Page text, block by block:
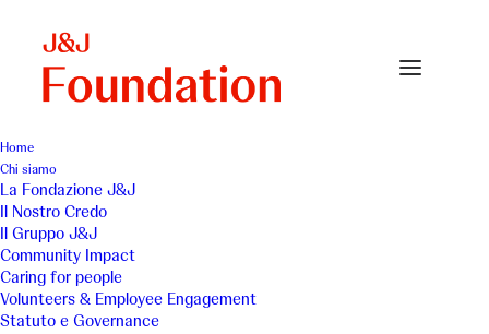
Home
Chi siamo
La Fondazione J&J
Il Nostro Credo
Il Gruppo J&J
Community Impact
Caring for people
Volunteers & Employee Engagement
Statuto e Governance
Futura Infanzia Onlus